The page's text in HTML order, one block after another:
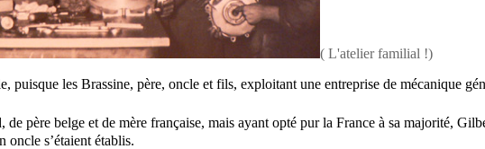
( L'atelier familial !)
puisque les Brassine, père, oncle et fils, exploitant une entreprise de mécanique
père belge et de mère française, mais ayant opté pur la France à sa majorité,
oncle s’étaient établis.